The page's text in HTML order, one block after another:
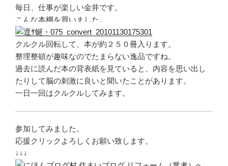
毎日、仕事が楽しい金井です。
こんな本棚を買いました。
クルクル回転して、本が約２５０冊入ります。
整理整頓が趣味なのでたまらない逸品ですね。
過去に読んだ本の背表紙を見ていると、内容を思い出し
たりして脳の刺激に良いと聞いたことがあります。
一日一回はクルクルしてみます。
参加してみました。
応援クリックよろしくお願い致します。
↓↓↓